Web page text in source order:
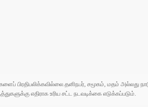
பிரதிபலிக்கவில்லை.தனிநபர், சமூகம், மதம் அல்லது
எதிராக உரிய சட்ட நடவடிக்கை எடுக்கப்படும்.